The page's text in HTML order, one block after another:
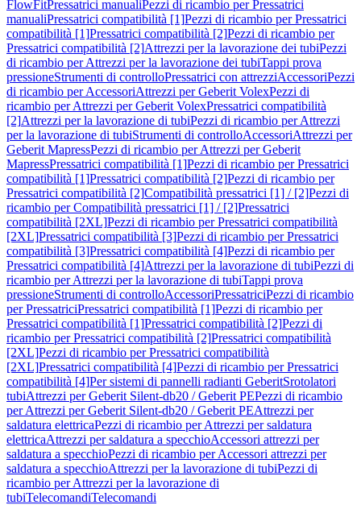
FlowFitPressatrici manualiPezzi di ricambio per Pressatrici
manualiPressatrici compatibilità [1]Pezzi di ricambio per Pressatrici
compatibilità [1]Pressatrici compatibilità [2]Pezzi di ricambio per
Pressatrici compatibilità [2]Attrezzi per la lavorazione dei tubiPezzi
di ricambio per Attrezzi per la lavorazione dei tubiTappi prova
pressioneStrumenti di controlloPressatrici con attrezziAccessoriPezzi
di ricambio per AccessoriAttrezzi per Geberit VolexPezzi di
ricambio per Attrezzi per Geberit VolexPressatrici compatibilità
[2]Attrezzi per la lavorazione di tubiPezzi di ricambio per Attrezzi
per la lavorazione di tubiStrumenti di controlloAccessoriAttrezzi per
Geberit MapressPezzi di ricambio per Attrezzi per Geberit
MapressPressatrici compatibilità [1]Pezzi di ricambio per Pressatrici
compatibilità [1]Pressatrici compatibilità [2]Pezzi di ricambio per
Pressatrici compatibilità [2]Compatibilità pressatrici [1] / [2]Pezzi di
ricambio per Compatibilità pressatrici [1] / [2]Pressatrici
compatibilità [2XL]Pezzi di ricambio per Pressatrici compatibilità
[2XL]Pressatrici compatibilità [3]Pezzi di ricambio per Pressatrici
compatibilità [3]Pressatrici compatibilità [4]Pezzi di ricambio per
Pressatrici compatibilità [4]Attrezzi per la lavorazione di tubiPezzi di
ricambio per Attrezzi per la lavorazione di tubiTappi prova
pressioneStrumenti di controlloAccessoriPressatriciPezzi di ricambio
per PressatriciPressatrici compatibilità [1]Pezzi di ricambio per
Pressatrici compatibilità [1]Pressatrici compatibilità [2]Pezzi di
ricambio per Pressatrici compatibilità [2]Pressatrici compatibilità
[2XL]Pezzi di ricambio per Pressatrici compatibilità
[2XL]Pressatrici compatibilità [4]Pezzi di ricambio per Pressatrici
compatibilità [4]Per sistemi di pannelli radianti GeberitSrotolatori
tubiAttrezzi per Geberit Silent-db20 / Geberit PEPezzi di ricambio
per Attrezzi per Geberit Silent-db20 / Geberit PEAttrezzi per
saldatura elettricaPezzi di ricambio per Attrezzi per saldatura
elettricaAttrezzi per saldatura a specchioAccessori attrezzi per
saldatura a specchioPezzi di ricambio per Accessori attrezzi per
saldatura a specchioAttrezzi per la lavorazione di tubiPezzi di
ricambio per Attrezzi per la lavorazione di
tubiTelecomandiTelecomandi